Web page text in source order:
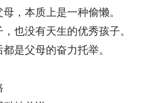
，本质上是一种偷懒。
也没有天生的优秀孩子。
是父母的奋力托举。